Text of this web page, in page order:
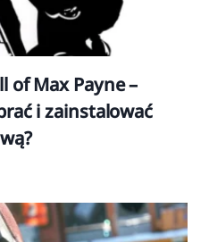
of Max Payne –
i zainstalować